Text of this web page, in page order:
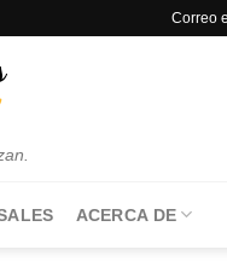
Correo
ACERCA DE